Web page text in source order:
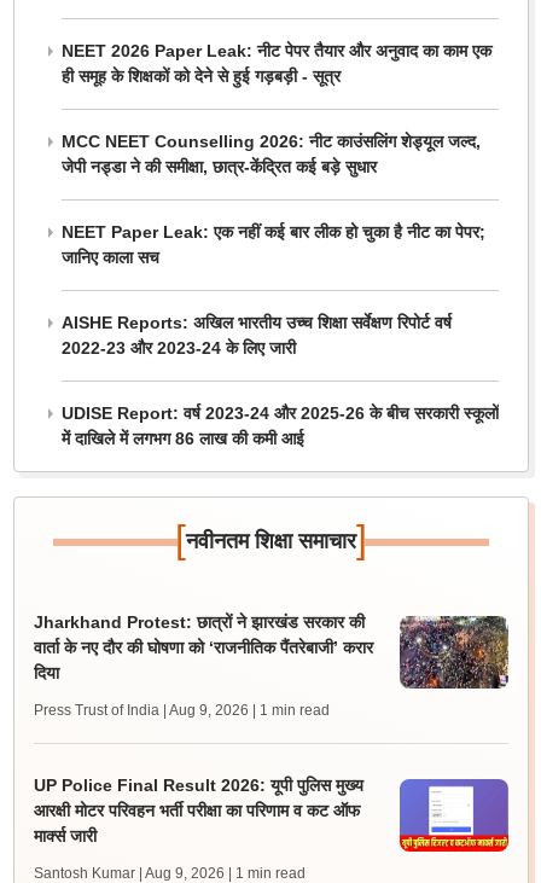
NEET 2026 Paper Leak: नीट पेपर तैयार और अनुवाद का काम एक
ही समूह के शिक्षकों को देने से हुई गड़बड़ी - सूत्र
MCC NEET Counselling 2026: नीट काउंसलिंग शेड्यूल जल्द,
जेपी नड्डा ने की समीक्षा, छात्र-केंद्रित कई बड़े सुधार
NEET Paper Leak: एक नहीं कई बार लीक हो चुका है नीट का पेपर;
जानिए काला सच
AISHE Reports: अखिल भारतीय उच्च शिक्षा सर्वेक्षण रिपोर्ट वर्ष
2022-23 और 2023-24 के लिए जारी
UDISE Report: वर्ष 2023-24 और 2025-26 के बीच सरकारी स्कूलों
में दाखिले में लगभग 86 लाख की कमी आई
[नवीनतम शिक्षा समाचार]
Jharkhand Protest: छात्रों ने झारखंड सरकार की
वार्ता के नए दौर की घोषणा को ‘राजनीतिक पैंतरेबाजी’ करार
दिया
Press Trust of India | Aug 9, 2026 | 1 min read
UP Police Final Result 2026: यूपी पुलिस मुख्य
आरक्षी मोटर परिवहन भर्ती परीक्षा का परिणाम व कट ऑफ
मार्क्स जारी
Santosh Kumar | Aug 9, 2026 | 1 min read